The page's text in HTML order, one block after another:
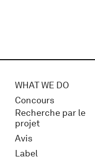
WHAT WE DO
Concours
Recherche par le
projet
Avis
Label